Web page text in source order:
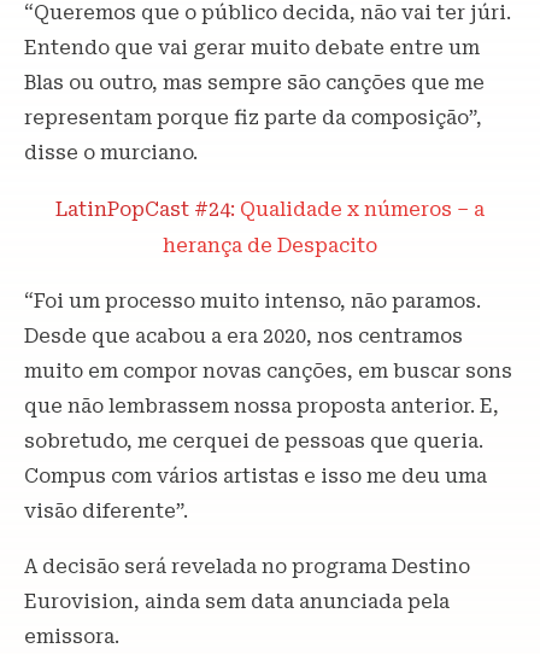
“Queremos que o público decida, não vai ter júri.
Entendo que vai gerar muito debate entre um
Blas ou outro, mas sempre são canções que me
representam porque fiz parte da composição”,
disse o murciano.
LatinPopCast #24: Qualidade x números – a
herança de Despacito
“Foi um processo muito intenso, não paramos.
Desde que acabou a era 2020, nos centramos
muito em compor novas canções, em buscar sons
que não lembrassem nossa proposta anterior. E,
sobretudo, me cerquei de pessoas que queria.
Compus com vários artistas e isso me deu uma
visão diferente”.
A decisão será revelada no programa Destino
Eurovision, ainda sem data anunciada pela
emissora.